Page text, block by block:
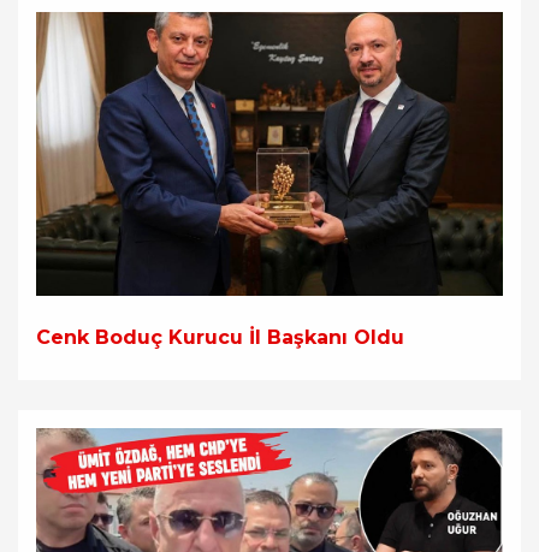
Cenk Boduç Kurucu İl Başkanı Oldu